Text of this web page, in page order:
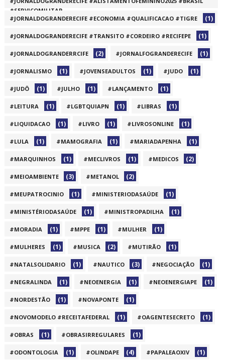
#SERVIÇOMILITAR
(1)
#JORNALDOGRANDERECIFE #ECONOMIA #QUALIFICACAO #TIGRE (1)
#JORNALDOGRANDERECIFE #TRANSITO #CORDEIRO #RECIFEPE (1)
#JORNALDOGRANDERRCIFE (2) #JORNALFOGRANDERECIFE (1)
#JORNALISMO (1) #JOVENSEADULTOS (1) #JUDO (1)
#JUDÔ (1) #JULHO (1) #LANÇAMENTO (1)
#LEITURA (1) #LGBTQUIAPN (1) #LIBRAS (1)
#LIQUIDACAO (1) #LIVRO (1) #LIVROSONLINE (1)
#LULA (1) #MAMOGRAFIA (1) #MARIADAPENHA (1)
#MARQUINHOS (1) #MECLIVROS (1) #MEDICOS (2)
#MEIOAMBIENTE (3) #METANOL (2)
#MEUPATROCINIO (1) #MINISTERIODASAÚDE (1)
#MINISTÉRIODASAÚDE (1) #MINISTROPADILHA (1)
#MORADIA (1) #MPPE (1) #MULHER (1)
#MULHERES (1) #MUSICA (2) #MUTIRÃO (1)
#NATALSOLIDARIO (1) #NAUTICO (3) #NEGOCIAÇÃO (1)
#NEGRALINDA (1) #NEOENERGIA (1) #NEOENERGIAPE (1)
#NORDESTÃO (1) #NOVAPONTE (1)
#NOVOMODELO #RECEITAFEDERAL (1) #OAGENTESECRETO (1)
#OBRAS (1) #OBRASIRREGULARES (1)
#ODONTOLOGIA (1) #OLINDAPE (4) #PAPALEAOXIV (1)